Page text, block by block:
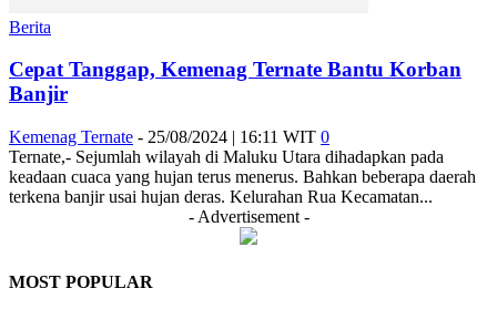
Berita
Cepat Tanggap, Kemenag Ternate Bantu Korban
Banjir
Kemenag Ternate - 25/08/2024 | 16:11 WIT 0
Ternate,- Sejumlah wilayah di Maluku Utara dihadapkan pada
keadaan cuaca yang hujan terus menerus. Bahkan beberapa daerah
terkena banjir usai hujan deras. Kelurahan Rua Kecamatan...
- Advertisement -
MOST POPULAR